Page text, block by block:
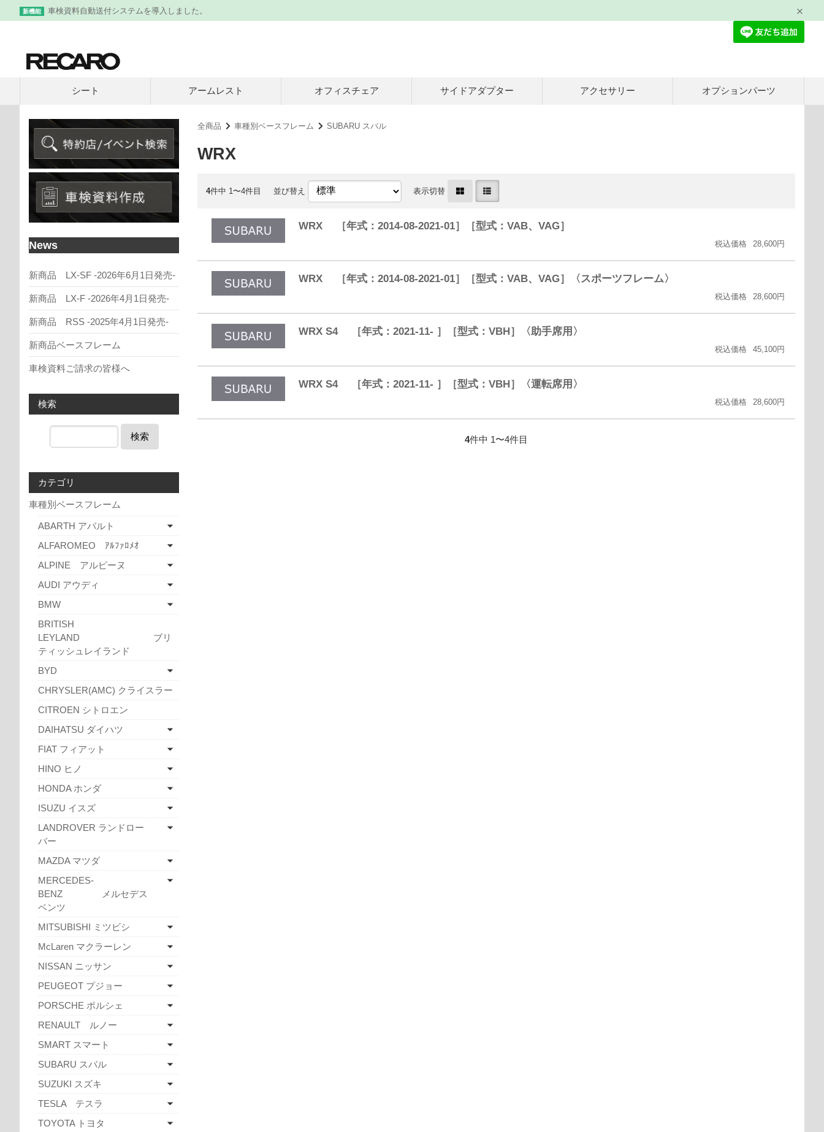
新機能 車検資料自動送付システムを導入しました。
シート アームレスト オフィスチェア サイドアダプター アクセサリー オプションパーツ
全商品 車種別ベースフレーム SUBARU スバル
WRX
4件中 1〜4件目 並び替え 表示切替
WRX ［年式：2014-08-2021-01］［型式：VAB、VAG］
税込価格 28,600円
WRX ［年式：2014-08-2021-01］［型式：VAB、VAG］〈スポーツフレーム〉
税込価格 28,600円
WRX S4 ［年式：2021-11- ］［型式：VBH］〈助手席用〉
税込価格 45,100円
WRX S4 ［年式：2021-11- ］［型式：VBH］〈運転席用〉
税込価格 28,600円
4件中 1〜4件目
News
新商品 LX-SF -2026年6月1日発売-
新商品 LX-F -2026年4月1日発売-
新商品 RSS -2025年4月1日発売-
新商品ベースフレーム
車検資料ご請求の皆様へ
検索
検索
カテゴリ
車種別ベースフレーム
ABARTH アバルト
ALFAROMEO ｱﾙﾌｧﾛﾒｵ
ALPINE アルピーヌ
AUDI アウディ
BMW
BRITISH
LEYLAND ブリ
ティッシュレイランド
BYD
CHRYSLER(AMC) クライスラー
CITROEN シトロエン
DAIHATSU ダイハツ
FIAT フィアット
HINO ヒノ
HONDA ホンダ
ISUZU イスズ
LANDROVER ランドロー
バー
MAZDA マツダ
MERCEDES-
BENZ メルセデス
ベンツ
MITSUBISHI ミツビシ
McLaren マクラーレン
NISSAN ニッサン
PEUGEOT プジョー
PORSCHE ポルシェ
RENAULT ルノー
SMART スマート
SUBARU スバル
SUZUKI スズキ
TESLA テスラ
TOYOTA トヨタ